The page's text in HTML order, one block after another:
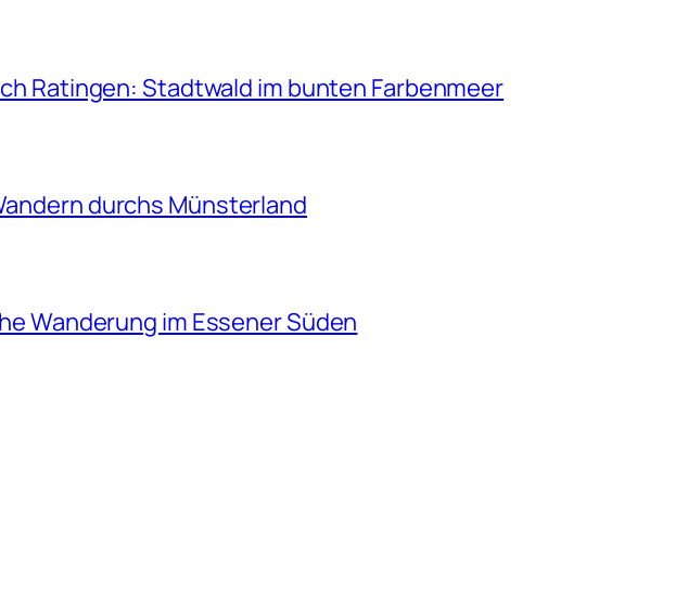
Ratingen: Stadtwald im bunten Farbenmeer
durchs Münsterland
Wanderung im Essener Süden